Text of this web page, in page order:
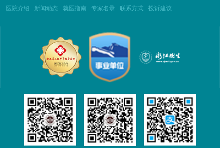
医院介绍 新闻动态 就医指南 专家名录 联系方式 投诉建议